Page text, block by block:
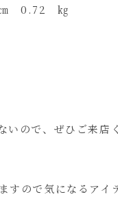
0.72 ㎏
いので、ぜひご来店
すので気になるアイ